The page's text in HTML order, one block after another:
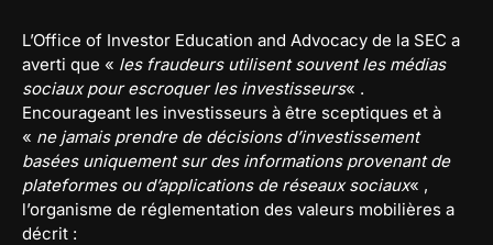
L’Office of Investor Education and Advocacy de la SEC a
averti que « les fraudeurs utilisent souvent les médias
sociaux pour escroquer les investisseurs« .
Encourageant les investisseurs à être sceptiques et à
« ne jamais prendre de décisions d’investissement
basées uniquement sur des informations provenant de
plateformes ou d’applications de réseaux sociaux« ,
l’organisme de réglementation des valeurs mobilières a
décrit :